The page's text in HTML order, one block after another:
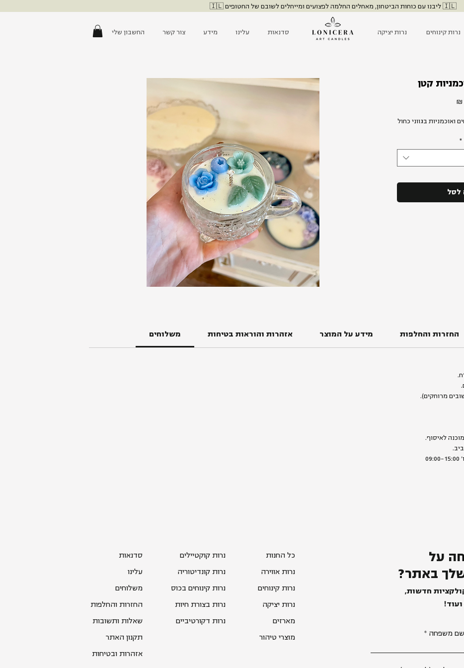
🇮🇱 ליבנו עם כוחות הביטחון, מאחלים החלמה לפצועים ומייחלים לשובם של החטופים 🇮🇱
סדנאות עלינו מידע צור קשר החשבון שלי נרות קינוחים נרות יציקה
קטן
ואוכמניות בגווני כחול
*
לסל
משלוחים אזהרות והוראות בטיחות מידע על המוצר החזרות והחלפות
לאיסוף.
סדנאות
עלינו
משלוחים
החזרות והחלפות
שאלות ותשובות
תקנון האתר
אזהרות ובטיחות
נרות קוקטיילים
נרות קונדיטוריה
נרות קינוחים בכוס
נרות בצורת חיות
נרות דקורטיביים
כל החנות
נרות אווירה
נרות קינוחים
נרות יציקה
מארזים
מוצרי טיהור
על
באתר?
חדשות,
שם משפחה